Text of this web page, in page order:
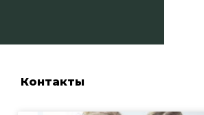
Контакты